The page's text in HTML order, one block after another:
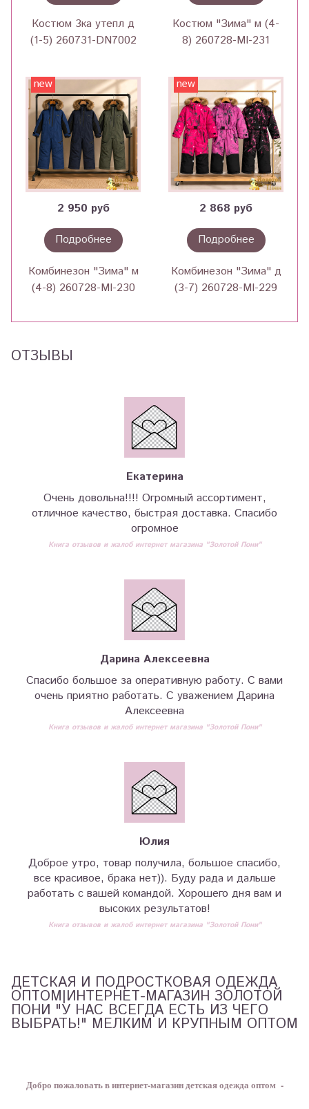
Костюм 3ка утепл д
(1-5) 260731-DN7002
Костюм "Зима" м (4-
8) 260728-MI-231
new
2 950 руб
Подробнее
Комбинезон "Зима" м
(4-8) 260728-MI-230
new
2 868 руб
Подробнее
Комбинезон "Зима" д
(3-7) 260728-MI-229
ОТЗЫВЫ
Екатерина
Очень довольна!!!! Огромный ассортимент,
отличное качество, быстрая доставка. Спасибо
огромное
Книга отзывов и жалоб интернет магазина "Золотой Пони"
Дарина Алексеевна
Спасибо большое за оперативную работу. С вами
очень приятно работать. С уважением Дарина
Алексеевна
Книга отзывов и жалоб интернет магазина "Золотой Пони"
Юлия
Доброе утро, товар получила, большое спасибо,
все красивое, брака нет)). Буду рада и дальше
работать с вашей командой. Хорошего дня вам и
высоких результатов!
Книга отзывов и жалоб интернет магазина "Золотой Пони"
ДЕТСКАЯ И ПОДРОСТКОВАЯ ОДЕЖДА
ОПТОМ|ИНТЕРНЕТ-МАГАЗИН ЗОЛОТОЙ
ПОНИ "У НАС ВСЕГДА ЕСТЬ ИЗ ЧЕГО
ВЫБРАТЬ!" МЕЛКИМ И КРУПНЫМ ОПТОМ
Добро пожаловать в интернет-магазин детская одежда оптом -